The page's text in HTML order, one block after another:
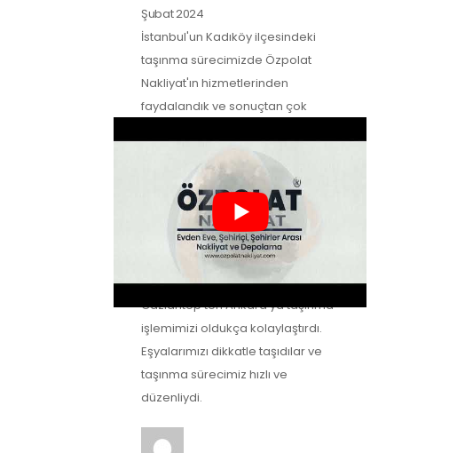
Şubat 2024
İstanbul'un Kadıköy ilçesindeki
taşınma sürecimizde Özpolat
Nakliyat'ın hizmetlerinden
faydalandık ve sonuçtan çok
taşıdılar ve yeni evimize güvenle…
Zeynep Koç-Müşteri Yorumları
Özpolat Nakliyat ile çalışmak,
Gaziantep'ten Ankara'ya taşınma
işlemimizi oldukça kolaylaştırdı.
Eşyalarımızı dikkatle taşıdılar ve
taşınma sürecimiz hızlı ve
düzenliydi.